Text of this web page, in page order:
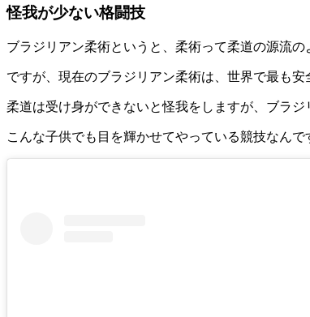
怪我が少ない格闘技
ブラジリアン柔術というと、柔術って柔道の源流
ですが、現在のブラジリアン柔術は、世界で最も安
柔道は受け身ができないと怪我をしますが、ブラ
こんな子供でも目を輝かせてやっている競技なんで